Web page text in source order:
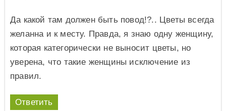
Да какой там должен быть повод!?.. Цветы всегда
желанна и к месту. Правда, я знаю одну женщину,
которая категорически не выносит цветы, но
уверена, что такие женщины исключение из
правил.
Ответить